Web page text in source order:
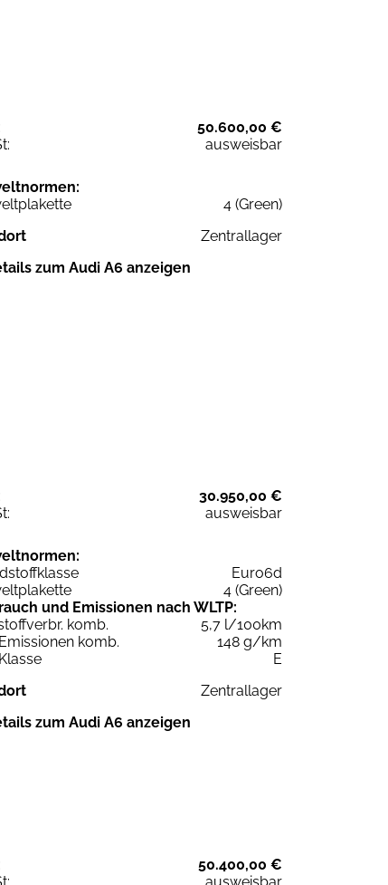
50.600,00 €
ausweisbar
4 (Green)
Zentrallager
zum Audi A6 anzeigen
30.950,00 €
ausweisbar
Euro6d
4 (Green)
und Emissionen nach WLTP:
komb.
5,7 l/100km
komb.
148 g/km
E
Zentrallager
zum Audi A6 anzeigen
50.400,00 €
ausweisbar